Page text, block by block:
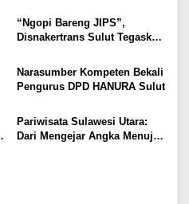
Secara Proposional, Agar
Tidak Timbul Persepsi Keliru
“Ngopi Bareng JIPS”,
Disnakertrans Sulut Tegaskan
Pekerja dari Ancaman PHK
Narasumber Kompeten Bekali
Pengurus DPD HANURA Sulut
Pariwisata Sulawesi Utara:
Dari Mengejar Angka Menuju